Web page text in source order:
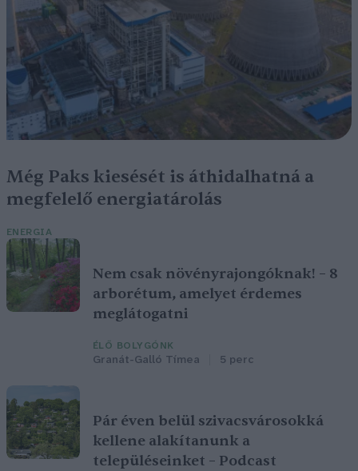
Még Paks kiesését is áthidalhatná a
megfelelő energiatárolás
ENERGIA
Nem csak növényrajongóknak! – 8
arborétum, amelyet érdemes
meglátogatni
ÉLŐ BOLYGÓNK
Granát-Galló Tímea 5 perc
Pár éven belül szivacsvárosokká
kellene alakítanunk a
településeinket – Podcast